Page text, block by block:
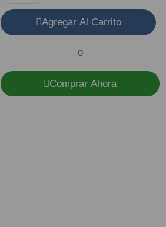
Agregar Al Carrito
O
Comprar Ahora